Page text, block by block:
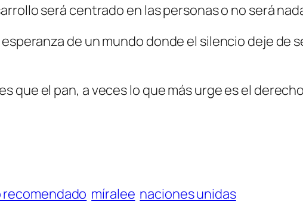
será centrado en las personas o no será
de un mundo donde el silencio deje de
que el pan, a veces lo que más urge es el
recomendado míralee naciones unidas